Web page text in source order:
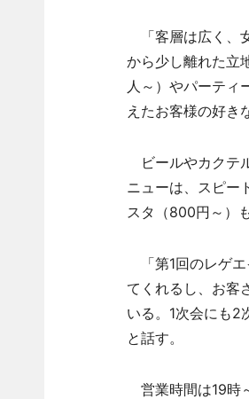
「客層は広く、
から少し離れた立
人～）やパーティ
えたお客様の好き
ビールやカクテ
ニューは、スピー
スタ（800円～）
「第1回のレゲエ
てくれるし、お客
いる。1次会にも2
と話す。
営業時間は19時